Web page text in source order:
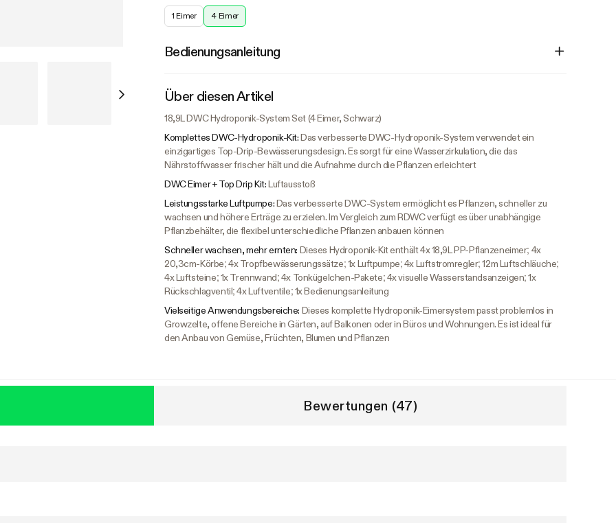
1 Eimer 4 Eimer
Bedienungsanleitung
Über diesen Artikel
18,9L DWC Hydroponik-System Set (4 Eimer, Schwarz)
Komplettes DWC-Hydroponik-Kit:Das verbesserte DWC-Hydroponik-System verwendet ein
einzigartiges Top-Drip-Bewässerungsdesign. Es sorgt für eine Wasserzirkulation, die das
Nährstoffwasser frischer hält und die Aufnahme durch die Pflanzen erleichtert
DWC Eimer + Top Drip Kit:Luftausstoß
Leistungsstarke Luftpumpe:Das verbesserte DWC-System ermöglicht es Pflanzen, schneller zu
wachsen und höhere Erträge zu erzielen. Im Vergleich zum RDWC verfügt es über unabhängige
Pflanzbehälter, die flexibel unterschiedliche Pflanzen anbauen können
Schneller wachsen, mehr ernten: Dieses Hydroponik-Kit enthält 4x 18,9L PP-Pflanzeneimer; 4x
20,3cm-Körbe; 4x Tropfbewässerungssätze; 1x Luftpumpe; 4x Luftstromregler; 12m Luftschläuche;
4x Luftsteine; 1x Trennwand; 4x Tonkügelchen-Pakete; 4x visuelle Wasserstandsanzeigen; 1x
Rückschlagventil; 4x Luftventile; 1x Bedienungsanleitung
Vielseitige Anwendungsbereiche: Dieses komplette Hydroponik-Eimersystem passt problemlos in
Growzelte, offene Bereiche in Gärten, auf Balkonen oder in Büros und Wohnungen. Es ist ideal für
den Anbau von Gemüse, Früchten, Blumen und Pflanzen
Bewertungen (47)